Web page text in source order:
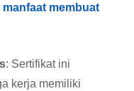
manfaat membuat
: Sertifikat ini
kerja memiliki